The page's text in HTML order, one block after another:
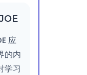
应
的内
学习